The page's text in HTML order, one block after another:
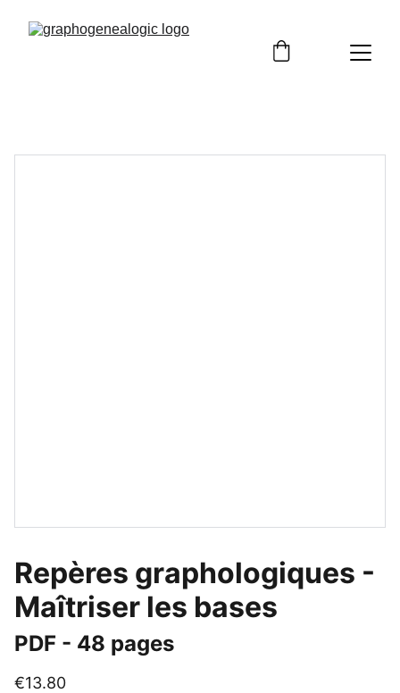
Repères graphologiques -
Maîtriser les bases
PDF - 48 pages
€13.80